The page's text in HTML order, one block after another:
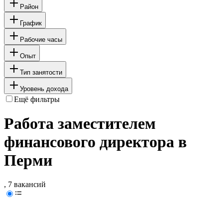
Район
График
Рабочие часы
Опыт
Тип занятости
Уровень дохода
Ещё фильтры
Работа заместителем
финансового директора в
Перми
, 7 вакансий